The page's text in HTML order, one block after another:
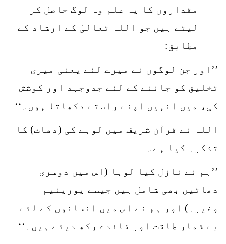
مقداروں کا یہ علم وہ لوگ حاصل کر
لیتے ہیں جو اللہ تعالیٰ کے ارشاد کے
مطابق:
’’اور جن لوگوں نے میرے لئے یعنی میری
تخلیق کو جاننے کے لئے جدوجہد اور کوشش
کی، میں انہیں اپنے راستے دکھاتا ہوں۔‘‘
اللہ نے قرآن شریف میں لوہے کی (دھات) کا
تذکرہ کیا ہے۔
’’ہم نے نازل کیا لوہا (اس میں دوسری
دھاتیں بھی شامل ہیں جیسے یورینیم
وغیرہ) اور ہم نے اس میں انسانوں کے لئے
بے شمار طاقت اور فائدے رکھ دیئے ہیں۔‘‘